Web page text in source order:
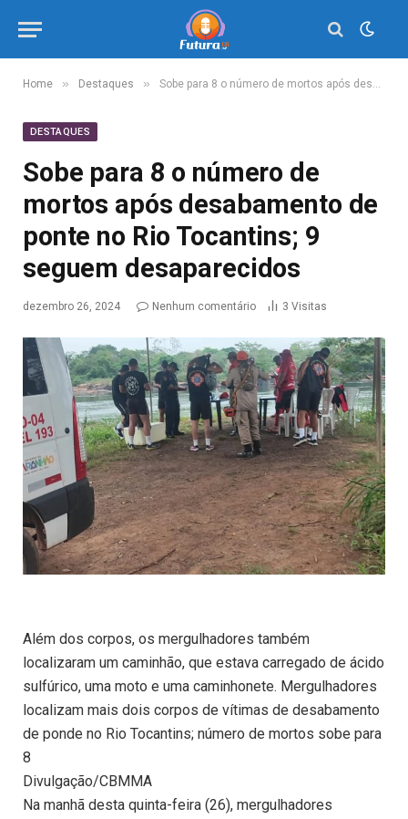
Home » Destaques » Sobe para 8 o número de mortos após desabamento de ponte no Rio Tocantins; 9 seguem desaparecidos
DESTAQUES
Sobe para 8 o número de
mortos após desabamento de
ponte no Rio Tocantins; 9
seguem desaparecidos
dezembro 26, 2024 Nenhum comentário 3 Visitas
Além dos corpos, os mergulhadores também
localizaram um caminhão, que estava carregado de ácido
sulfúrico, uma moto e uma caminhonete. Mergulhadores
localizam mais dois corpos de vítimas de desabamento
de ponde no Rio Tocantins; número de mortos sobe para
8
Divulgação/CBMMA
Na manhã desta quinta-feira (26), mergulhadores